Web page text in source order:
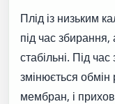
Плід із низьким
під час
стабільні. Під
змінюється обмін
мембран, і